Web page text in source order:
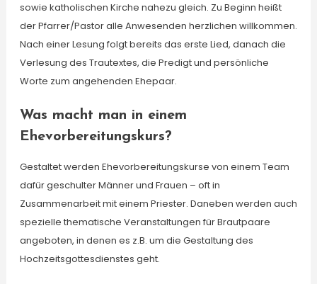
sowie katholischen Kirche nahezu gleich. Zu Beginn heißt
der Pfarrer/Pastor alle Anwesenden herzlichen willkommen.
Nach einer Lesung folgt bereits das erste Lied, danach die
Verlesung des Trautextes, die Predigt und persönliche
Worte zum angehenden Ehepaar.
Was macht man in einem
Ehevorbereitungskurs?
Gestaltet werden Ehevorbereitungskurse von einem Team
dafür geschulter Männer und Frauen – oft in
Zusammenarbeit mit einem Priester. Daneben werden auch
spezielle thematische Veranstaltungen für Brautpaare
angeboten, in denen es z.B. um die Gestaltung des
Hochzeitsgottesdienstes geht.